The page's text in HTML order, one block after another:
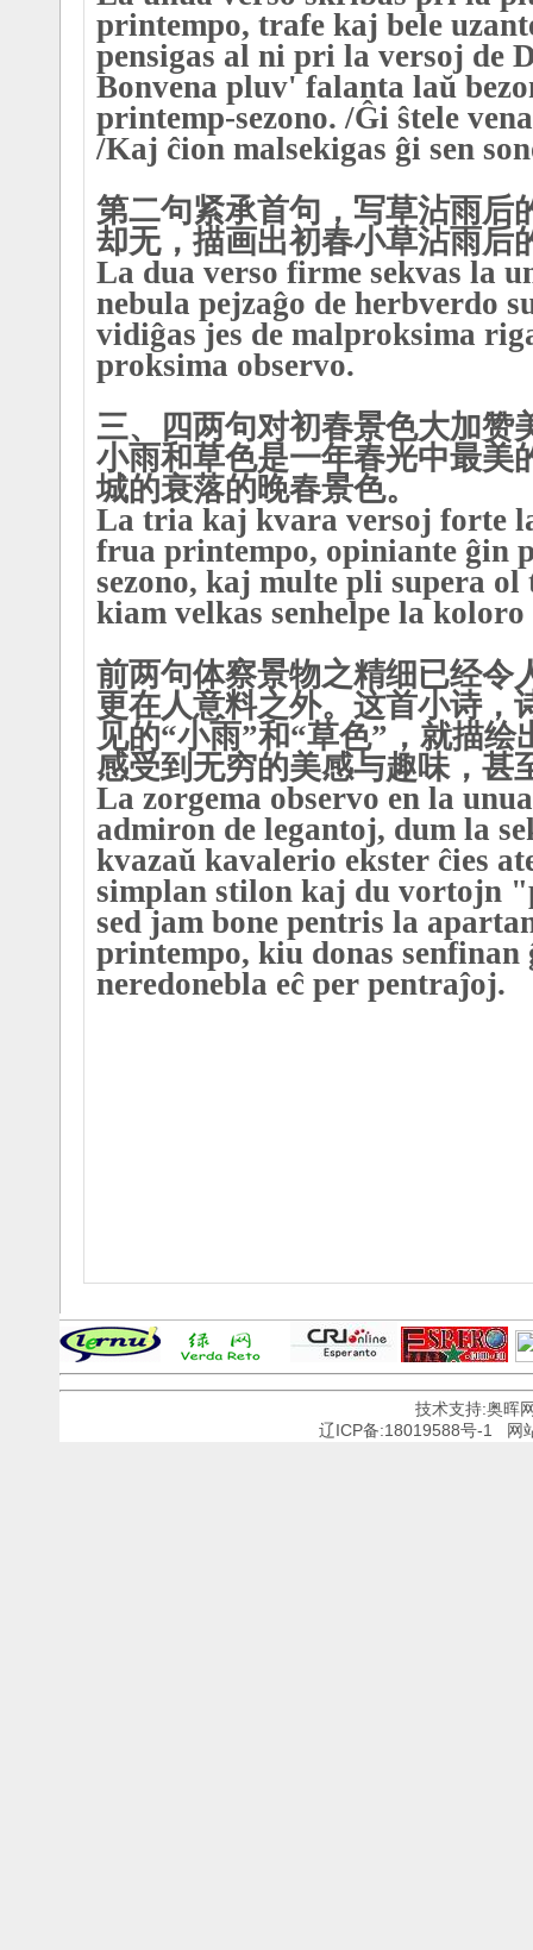
printempo, trafe kaj bele
pensigas al ni pri la versoj de
Bonvena pluv' falanta laŭ
printemp-sezono. /Ĝi ŝtele
/Kaj ĉion malsekigas ĝi sen
第二句紧承首句，写草沾雨后
却无，描画出初春小草沾雨后
La dua verso firme sekvas la
nebula pejzaĝo de herbverdo
vidiĝas jes de malproksima
proksima observo.
三、四两句对初春景色大加赞
小雨和草色是一年春光中最美
城的衰落的晚春景色。
La tria kaj kvara versoj forte
frua printempo, opiniante ĝin
sezono, kaj multe pli supera
kiam velkas senhelpe la
前两句体察景物之精细已经令
更在人意料之外。这首小诗，
见的“小雨”和“草色”，就描
感受到无穷的美感与趣味，甚
La zorgema observo en la
admiron de legantoj, dum la
kvazaŭ kavalerio ekster ĉies
simplan stilon kaj du vortojn
sed jam bone pentris la
printempo, kiu donas senfinan
neredonebla eĉ per pentraĵoj.
技术支持:奥晖
辽ICP备:18019588号-1
网